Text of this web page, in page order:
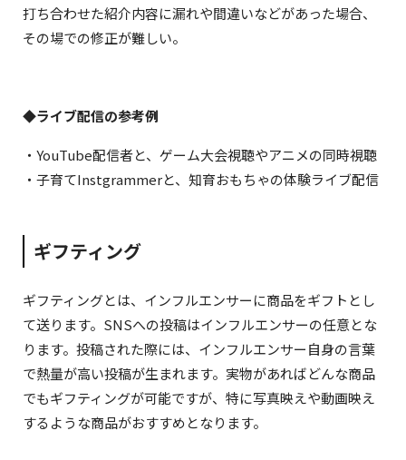
打ち合わせた紹介内容に漏れや間違いなどがあった場合、
その場での修正が難しい。
◆ライブ配信の参考例
・YouTube配信者と、ゲーム大会視聴やアニメの同時視聴
・子育てInstgrammerと、知育おもちゃの体験ライブ配信
ギフティング
ギフティングとは、インフルエンサーに商品をギフトとし
て送ります。SNSへの投稿はインフルエンサーの任意とな
ります。投稿された際には、インフルエンサー自身の言葉
で熱量が高い投稿が生まれます。実物があればどんな商品
でもギフティングが可能ですが、特に写真映えや動画映え
するような商品がおすすめとなります。